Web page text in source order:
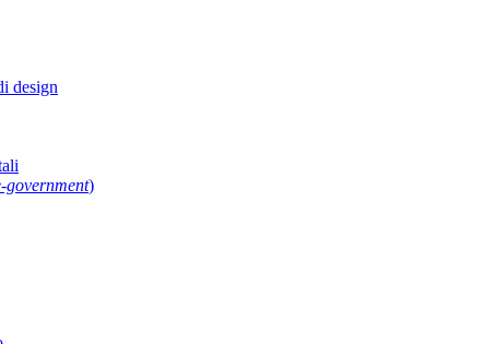
design
government)